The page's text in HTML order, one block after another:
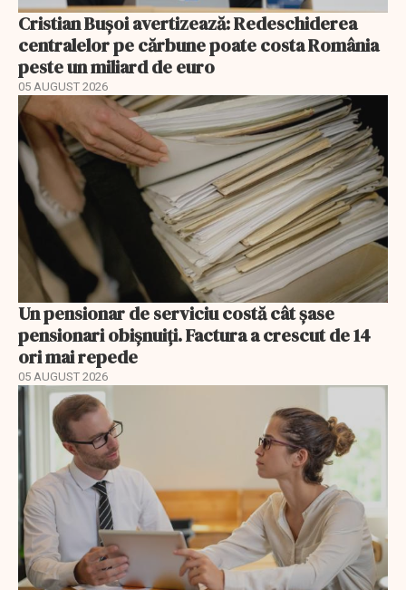
Cristian Bușoi avertizează: Redeschiderea
centralelor pe cărbune poate costa România
peste un miliard de euro
05 AUGUST 2026
Un pensionar de serviciu costă cât șase
pensionari obișnuiți. Factura a crescut de 14
ori mai repede
05 AUGUST 2026